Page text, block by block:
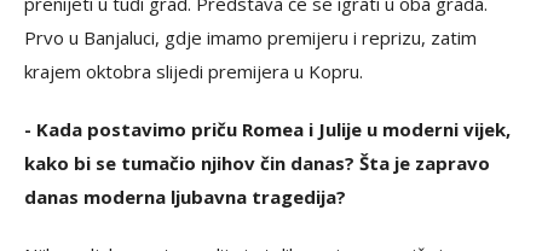
Prvo u Banjaluci, gdje imamo premijeru i reprizu, zatim
krajem oktobra slijedi premijera u Kopru.
- Kada postavimo priču Romea i Julije u moderni vijek,
kako bi se tumačio njihov čin danas? Šta je zapravo
danas moderna ljubavna tragedija?